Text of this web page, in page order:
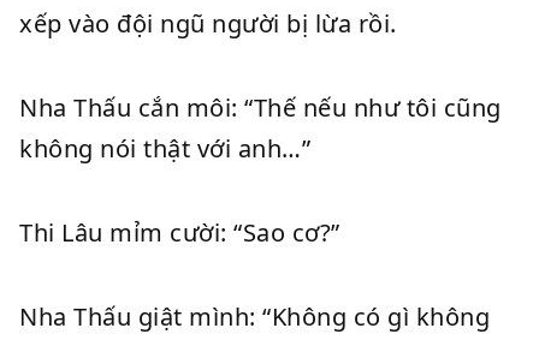
xếp vào đội ngũ người bị lừa rồi.
Nha Thấu cắn môi: “Thế nếu như tôi cũng
không nói thật với anh…”
Thi Lâu mỉm cười: “Sao cơ?”
Nha Thấu giật mình: “Không có gì không